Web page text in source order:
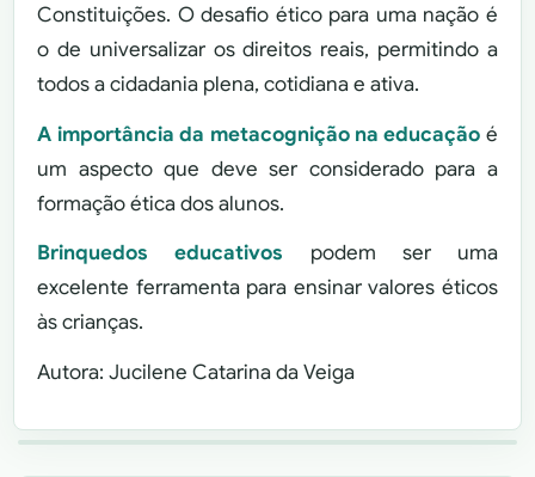
Constituições. O desafio ético para uma nação é
o de universalizar os direitos reais, permitindo a
todos a cidadania plena, cotidiana e ativa.
A importância da metacognição na educação é
um aspecto que deve ser considerado para a
formação ética dos alunos.
Brinquedos educativos podem ser uma
excelente ferramenta para ensinar valores éticos
às crianças.
Autora: Jucilene Catarina da Veiga